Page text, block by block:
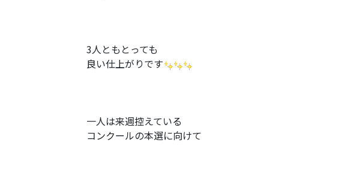
3人ともとっても
良い仕上がりです
一人は来週控えている
コンクールの本選に向けて